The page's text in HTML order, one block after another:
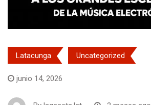
Latacunga Uncategorized
junio 14, 2026